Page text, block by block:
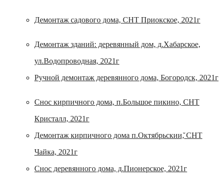
Демонтаж садового дома, СНТ Приокское, 2021г
Демонтаж зданий: деревянный дом, д.Хабарское,
ул.Водопроводная, 2021г
Ручной демонтаж деревянного дома, Богородск, 2021г
Снос кирпичного дома, п.Большое пикино, СНТ
Кристалл, 2021г
Демонтаж кирпичного дома п.Октябрьскии,̆ СНТ
Чайка, 2021г
Снос деревянного дома, д.Пионерское, 2021г